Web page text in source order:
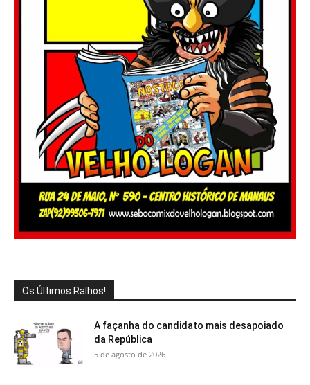
Os Últimos Ralhos!
A façanha do candidato mais desapoiado
da República
5 de agosto de 2026